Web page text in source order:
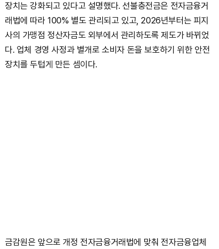
장치는 강화되고 있다고 설명했다. 선불충전금은 전자금융거
래법에 따라 100% 별도 관리되고 있고, 2026년부터는 피지
사의 가맹점 정산자금도 외부에서 관리하도록 제도가 바뀌었
다. 업체 경영 사정과 별개로 소비자 돈을 보호하기 위한 안전
장치를 두텁게 만든 셈이다.
금감원은 앞으로 개정 전자금융거래법에 맞춰 전자금융업체